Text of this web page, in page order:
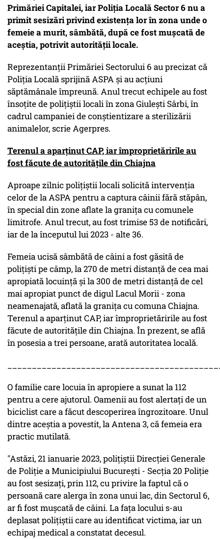
Primăriei Capitalei, iar Poliţia Locală Sector 6 nu a
primit sesizări privind existenţa lor în zona unde o
femeie a murit, sâmbătă, după ce fost muşcată de
aceştia, potrivit autorităţii locale.
Reprezentanţii Primăriei Sectorului 6 au precizat că
Poliţia Locală sprijină ASPA şi au acţiuni
săptămânale împreună. Anul trecut echipele au fost
însoţite de poliţiştii locali în zona Giuleşti Sârbi, în
cadrul campaniei de conştientizare a sterilizării
animalelor, scrie Agerpres.
Terenul a aparţinut CAP, iar împroprietăririle au
fost făcute de autorităţile din Chiajna
Aproape zilnic poliţiştii locali solicită intervenţia
celor de la ASPA pentru a captura câinii fără stăpân,
în special din zone aflate la graniţa cu comunele
limitrofe. Anul trecut, au fost trimise 53 de notificări,
iar de la începutul lui 2023 - alte 36.
Femeia ucisă sâmbătă de câini a fost găsită de
poliţişti pe câmp, la 270 de metri distanţă de cea mai
apropiată locuinţă şi la 300 de metri distanţă de cel
mai apropiat punct de digul Lacul Morii - zona
neamenajată, aflată la graniţa cu comuna Chiajna.
Terenul a aparţinut CAP, iar împroprietăririle au fost
făcute de autorităţile din Chiajna. În prezent, se află
în posesia a trei persoane, arată autoritatea locală.
O familie care locuia în apropiere a sunat la 112
pentru a cere ajutorul. Oamenii au fost alertați de un
biciclist care a făcut descoperirea îngrozitoare. Unul
dintre aceștia a povestit, la Antena 3, că femeia era
practic mutilată.
"Astăzi, 21 ianuarie 2023, polițiștii Direcției Generale
de Poliție a Municipiului București - Secția 20 Poliție
au fost sesizați, prin 112, cu privire la faptul că o
persoană care alerga în zona unui lac, din Sectorul 6,
ar fi fost mușcată de câini. La fața locului s-au
deplasat polițiștii care au identificat victima, iar un
echipaj medical a constatat decesul.